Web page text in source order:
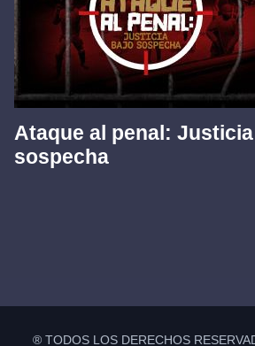
Ataque al penal:
sospecha
® TODOS LOS DERECHOS